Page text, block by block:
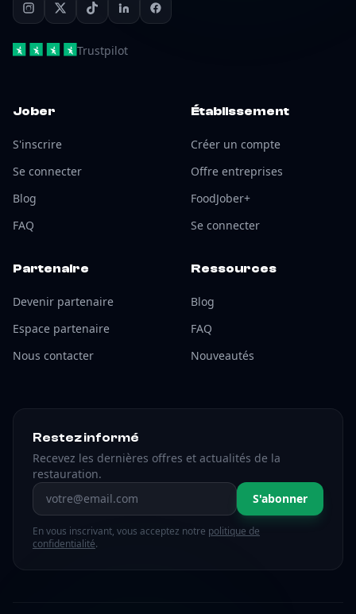
Trustpilot
Jober
S'inscrire
Se connecter
Blog
FAQ
Établissement
Créer un compte
Offre entreprises
FoodJober+
Se connecter
Partenaire
Devenir partenaire
Espace partenaire
Nous contacter
Ressources
Blog
FAQ
Nouveautés
Restez informé
Recevez les dernières offres et actualités de la
restauration.
Adresse email S'abonner
En vous inscrivant, vous acceptez notre politique de
confidentialité.